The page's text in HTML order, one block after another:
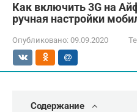
Как включить 3G на
ручная настройки
Опубликовано: 09.09.2020
Содержание